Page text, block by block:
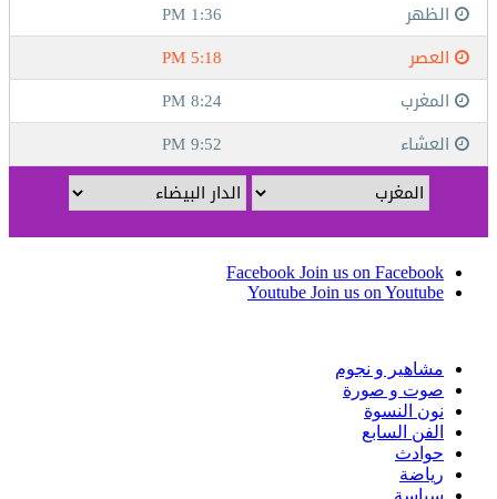
Facebook Join us on Facebook
Youtube Join us on Youtube
مشاهير و نجوم
صوت و صورة
نون النسوة
الفن السابع
حوادث
رياضة
سياسة